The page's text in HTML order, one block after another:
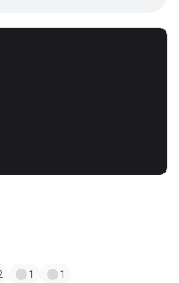
1 1